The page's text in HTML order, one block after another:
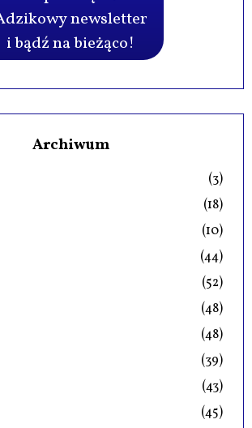
newsletter
i bądź na bieżąco!
Archiwum
(3)
(18)
(10)
(44)
(52)
(48)
(48)
(39)
(43)
(45)